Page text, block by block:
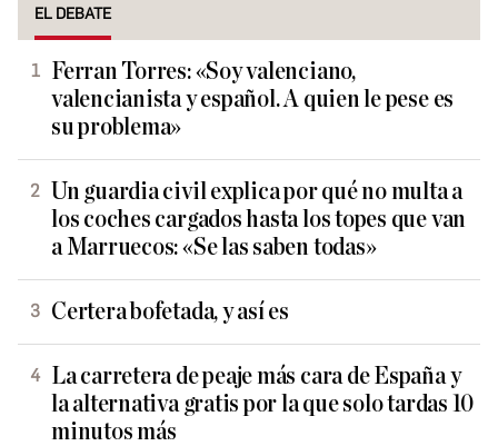
EL DEBATE
Ferran Torres: «Soy valenciano,
valencianista y español. A quien le pese es
su problema»
Un guardia civil explica por qué no multa a
los coches cargados hasta los topes que van
a Marruecos: «Se las saben todas»
Certera bofetada, y así es
La carretera de peaje más cara de España y
la alternativa gratis por la que solo tardas 10
minutos más